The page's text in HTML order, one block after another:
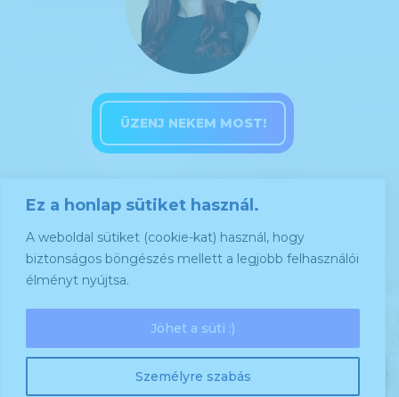
Ez a honlap sütiket használ.
A weboldal sütiket (cookie-kat) használ, hogy
biztonságos böngészés mellett a legjobb felhasználói
élményt nyújtsa.
Személyre szabás
Jöhet a süti :)
ÜZENJ NEKEM MOST!
Általános felhasználási feltételek
Adatkezelés tájékoztató
Impresszum
COPYRIGHT © 2025 Szöllősi Heléna. Minden jog